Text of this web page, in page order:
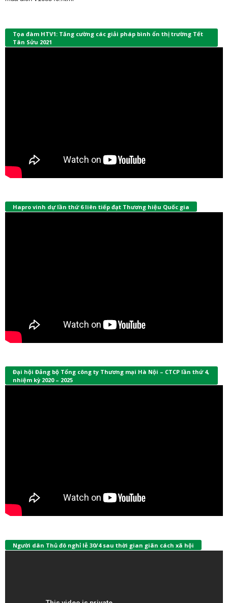
Tọa đàm HTV1: Tăng cường các giải pháp bình ổn thị trường Tết
Tân Sửu 2021
Hapro vinh dự lần thứ 6 liên tiếp đạt Thương hiệu Quốc gia
Đại hội Đảng bộ Tổng công ty Thương mại Hà Nội – CTCP lần thứ 4,
nhiệm kỳ 2020 – 2025
Người dân Thủ đô nghỉ lễ 30/4 sau thời gian giãn cách xã hội